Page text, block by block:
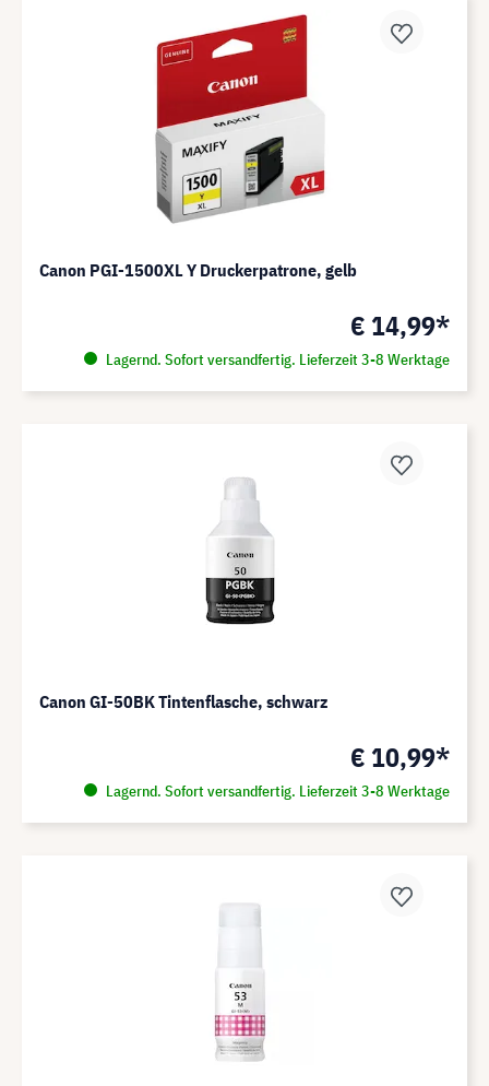
Canon PGI-1500XL Y Druckerpatrone, gelb
€ 14,99*
Lagernd. Sofort versandfertig. Lieferzeit 3-8 Werktage
Canon GI-50BK Tintenflasche, schwarz
€ 10,99*
Lagernd. Sofort versandfertig. Lieferzeit 3-8 Werktage